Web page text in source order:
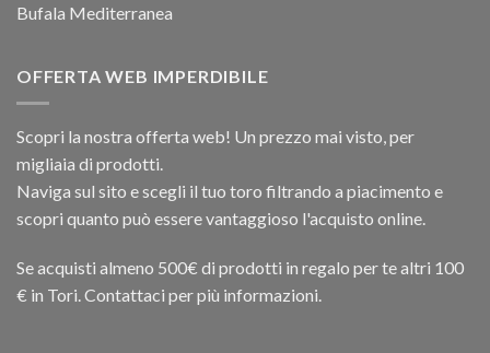
Bufala Mediterranea
OFFERTA WEB IMPERDIBILE
Scopri la nostra offerta web! Un prezzo mai visto, per
migliaia di prodotti.
Naviga sul sito e scegli il tuo toro filtrando a piacimento e
scopri quanto può essere vantaggioso l'acquisto online.
Se acquisti almeno 500€ di prodotti in regalo per te altri 100
€ in Tori. Contattaci per più informazioni.